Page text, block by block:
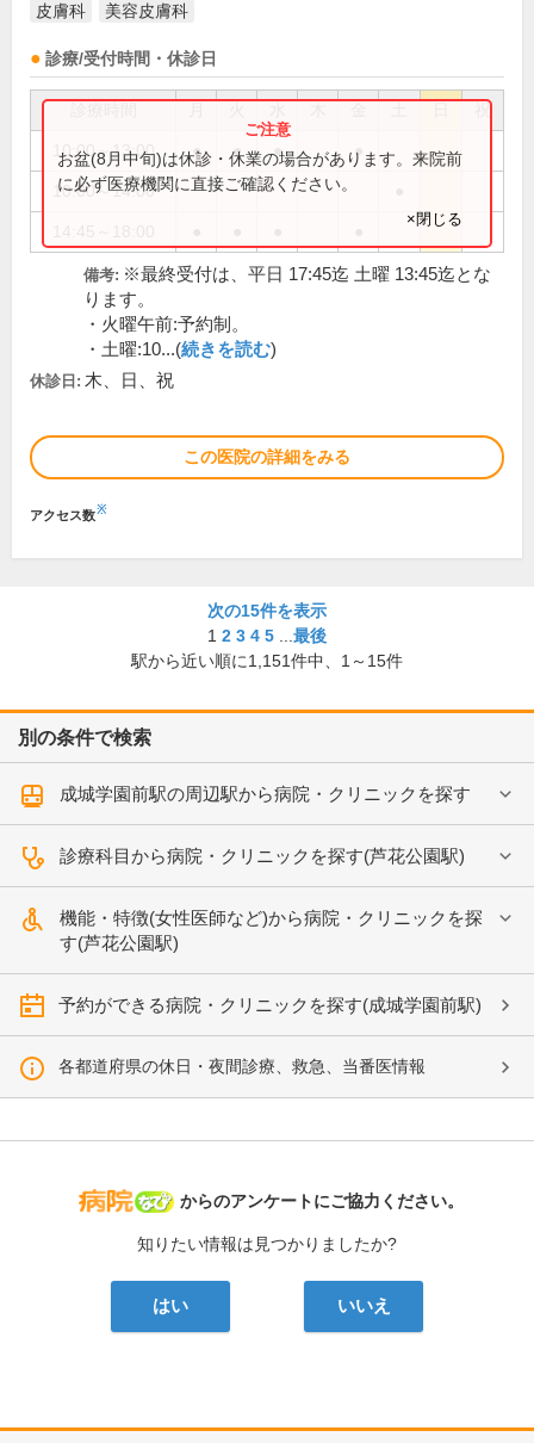
皮膚科 美容皮膚科
診療/受付時間・休診日
祝
10:00～13:00 ● ● ● ●
10:00～14:00
お盆(8月中旬)は休診・休業の場合があります。来院前
に必ず医療機関に直接ご確認ください。
×閉じる
備考: ※最終受付は、平日 17:45迄 土曜 13:45迄とな
ります。
・火曜午前:予約制。
・土曜:10...(続きを読む)
休診日: 木、日、祝
この医院の詳細をみる
アクセス数※
次の15件を表示
1 2 3 4 5
最後
駅から近い順に1,151件中、 1～15件
別の条件で検索
成城学園前駅の周辺駅から病院・クリニックを探す
診療科目から病院・クリニックを探す(芦花公園駅)
機能・特徴(女性医師など)から病院・クリニックを探
す(芦花公園駅)
予約ができる病院・クリニックを探す(成城学園前駅)
各都道府県の休日・夜間診療、救急、当番医情報
病院なび
からのアンケートにご協力ください。
知りたい情報は見つかりましたか?
はい いいえ